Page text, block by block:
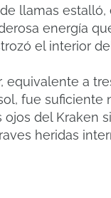
llamas estalló,
energía
el interior
equivalente a
fue suficiente
ojos del Kraken
heridas